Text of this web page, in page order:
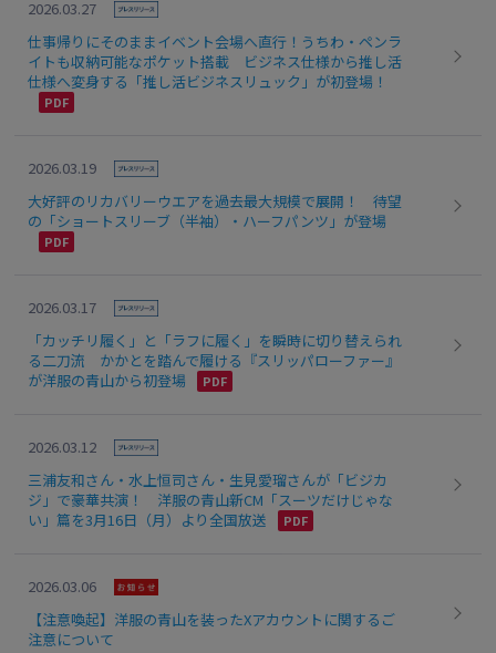
2026.03.27
仕事帰りにそのままイベント会場へ直行！うちわ・ペンラ
イトも収納可能なポケット搭載 ビジネス仕様から推し活
仕様へ変身する「推し活ビジネスリュック」が初登場！
2026.03.19
大好評のリカバリーウエアを過去最大規模で展開！ 待望
の「ショートスリーブ（半袖）・ハーフパンツ」が登場
2026.03.17
「カッチリ履く」と「ラフに履く」を瞬時に切り替えられ
る二刀流 かかとを踏んで履ける『スリッパローファー』
が洋服の青山から初登場
2026.03.12
三浦友和さん・水上恒司さん・生見愛瑠さんが「ビジカ
ジ」で豪華共演！ 洋服の青山新CM「スーツだけじゃな
い」篇を3月16日（月）より全国放送
2026.03.06
【注意喚起】洋服の青山を装ったXアカウントに関するご
注意について